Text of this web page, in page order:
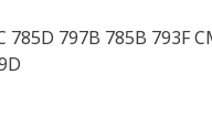
785D 797B 785B 793F